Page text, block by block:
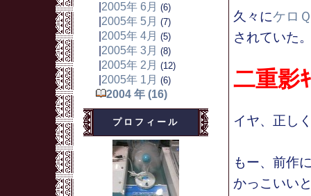
2005年 6月 (6)
2005年 5月 (7)
2005年 4月 (5)
2005年 3月 (8)
2005年 2月 (12)
2005年 1月 (6)
2004 年 (16)
プロフィール
久々にケロ
されていた
二重影
イヤ、正し
もー、前作
かっこいい